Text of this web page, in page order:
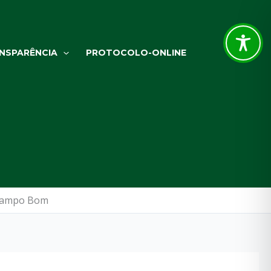
PROTOCOLO-ONLINE
Bom